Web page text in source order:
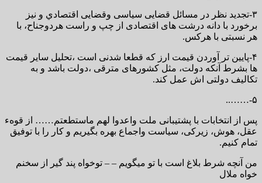
۳-تجدید نظر در مسائل قضایی سیاسی وقضایی اقتصادي و نیز
برخورد با دانه درشت های اقتصادی از چپ و راست هردوجناح، با
هر نسبتی با هرکس.
۴-پایین تر آوردن قیمت ارز که قطعا شدنی است ،تحليل سایر قیمت
ها بشرط آنکه دولت، مثل کشورهای مترقی ،دولت باشد و به
تکالیف دولتی اش عمل کند.
۵-……..
پس از انتخابات با پشتیبانی ملت واعدوا لهم ماستطعتم…… از قوهء
عقل، هوش، زیرکی، سیاست واجماع بهره بگیریم و کار را با توفیق
تمام کنیم.
من آنچه شرط بلاغ است با تو میگویم – – توخواه پند گیر از سخنم
خواه ملال